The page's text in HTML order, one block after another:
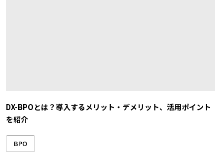
DX-BPOとは？導入するメリット・デメリット、活用ポイント
を紹介
BPO